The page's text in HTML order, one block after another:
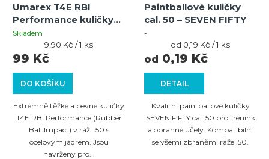
Umarex T4E RBI
Performance kuličky
Cal.50 | 2,91g | 10ks
Skladem
DO KOŠÍKU
99 Kč
Měrná
cena:
9,90 Kč / 1 ks
Extrémně těžké a pevné kuličky
T4E RBI Performance (Rubber
Ball Impact) v ráži .50 s
ocelovým jádrem. Jsou
navrženy pro...
Paintballové kuličky
cal. 50 – SEVEN FIFTY
-
DETAIL
od 0,19 Kč
Měrná
cena:
od 0,19 Kč / 1 ks
Kvalitní paintballové kuličky
SEVEN FIFTY cal. 50 pro trénink
a obranné účely. Kompatibilní
se všemi zbraněmi ráže .50.